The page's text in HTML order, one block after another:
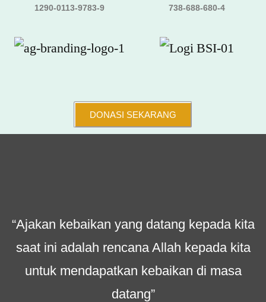
1290-0113-9783-9 738-688-680-4
DONASI SEKARANG
“Ajakan kebaikan yang datang kepada kita
saat ini adalah rencana Allah kepada kita
untuk mendapatkan kebaikan di masa
datang”